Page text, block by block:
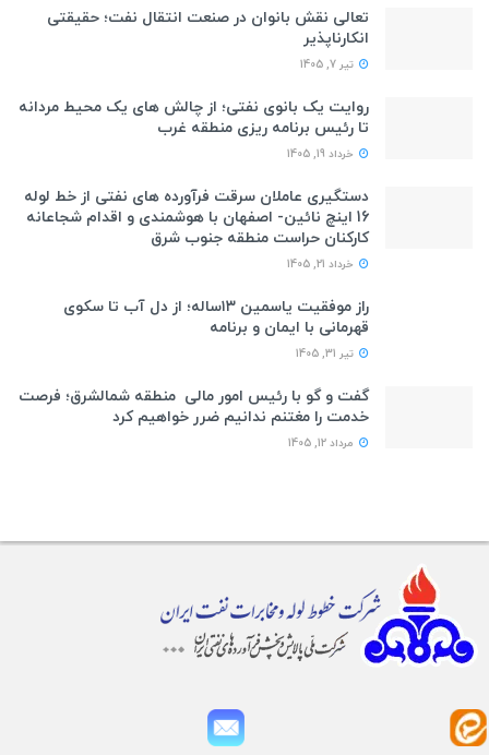
تعالی نقش بانوان در صنعت انتقال نفت؛ حقیقتی
انکارناپذیر
تیر 7, 1405
روایت یک بانوی نفتی؛ از چالش های یک محیط مردانه
تا رئیس برنامه ریزی منطقه غرب
خرداد 19, 1405
دستگیری عاملان سرقت فرآورده های نفتی از خط لوله
16 اینچ نائین- اصفهان با هوشمندی و اقدام شجاعانه
کارکنان حراست منطقه جنوب شرق
خرداد 21, 1405
راز موفقیت یاسمین ۱۳ساله؛ از دل آب تا سکوی
قهرمانی با ایمان و برنامه
تیر 31, 1405
گفت و گو با رئیس امور مالی منطقه شمالشرق؛ فرصت
خدمت را مغتنم ندانیم ضرر خواهیم کرد
مرداد 12, 1405